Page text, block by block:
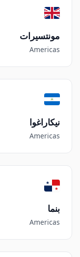
مونتسيرات
Americas
نيكاراغوا
Americas
بنما
Americas